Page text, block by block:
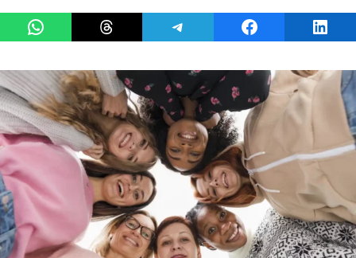
Share on WhatsAppShare on ThreadsShare on TelegramShare on Facebook